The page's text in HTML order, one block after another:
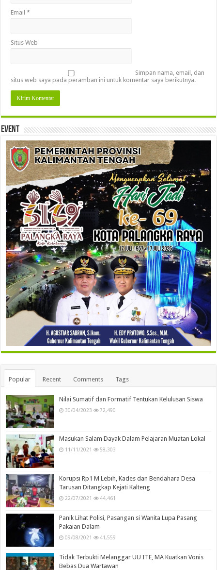
Email*
Situs Web
Simpan nama, email, dan
situs web saya pada peramban ini untuk komentar saya berikutnya.
Event
Popular Recent Comments Tags
Nilai Sumatif dan Formatif Tentukan Kelulusan Siswa
30/04/2023 72,490
Masukan Salam Dayak Dalam Pelajaran Muatan Lokal
11/11/2021 58,303
Korupsi Rp1 M Lebih, Kades dan Bendahara Desa
Tarusan Ditangkap Kejati Kalteng
22/07/2021 44,461
Panik Lihat Polisi, Pasangan si Wanita Lupa Pasang
Pakaian Dalam
09/08/2021 41,559
Tidak Terbukti Melanggar UU ITE, MA Kuatkan Vonis
Bebas Dua Wartawan